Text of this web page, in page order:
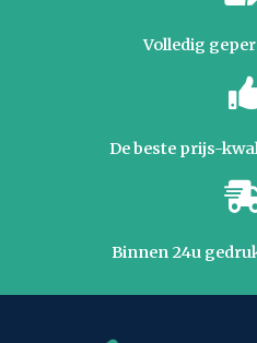
Volledig
De beste prijs-
Binnen 24u